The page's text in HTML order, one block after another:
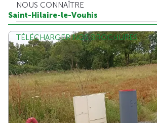
NOUS CONNAÎTRE
TÉLÉCHARGER NOS BROCHURES
Saint-Hilaire-le-Vouhis